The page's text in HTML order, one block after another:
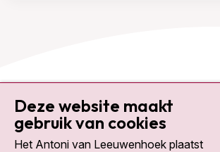
Plesmanlaan 121
1066 CX Amsterdam
020 512 9111
Deze website maakt
gebruik van cookies
Het Antoni van Leeuwenhoek plaatst